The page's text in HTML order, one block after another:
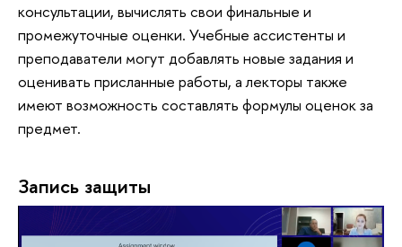
консультации, вычислять свои финальные и
промежуточные оценки. Учебные ассистенты и
преподаватели могут добавлять новые задания и
оценивать присланные работы, а лекторы также
имеют возможность составлять формулы оценок за
предмет.
Запись защиты